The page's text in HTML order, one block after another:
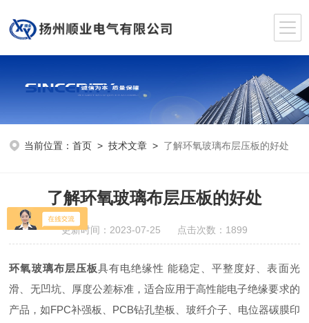
当前位置：首页 >技术文章 > 了解环氧玻璃布层压板的好处
了解环氧玻璃布层压板的好处
更新时间：2023-07-25 点击次数：1899
环氧玻璃布层压板具有电绝缘性 能稳定、平整度好、表面光
滑、无凹坑、厚度公差标准，适合应用于高性能电子绝缘要求的
产品，如FPC补强板、PCB钻孔垫板、玻纤介子、电位器碳膜印